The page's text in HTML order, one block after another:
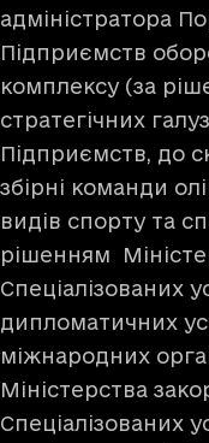
адміністратора
Підприємств
комплексу (за
стратегічних
Підприємств, до
збірні команди
видів спорту та
рішенням
Спеціалізованих
дипломатичних
міжнародних
Міністерства
Спеціалізованих